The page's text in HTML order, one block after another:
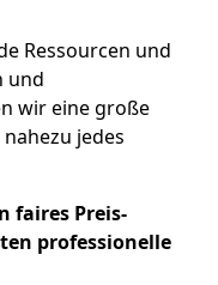
Ressourcen und
und
wir eine große
jedes
faires Preis-
professionelle